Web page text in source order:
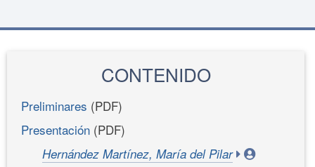
CONTENIDO
Preliminares (PDF)
Presentación (PDF)
Hernández Martínez, María del Pilar